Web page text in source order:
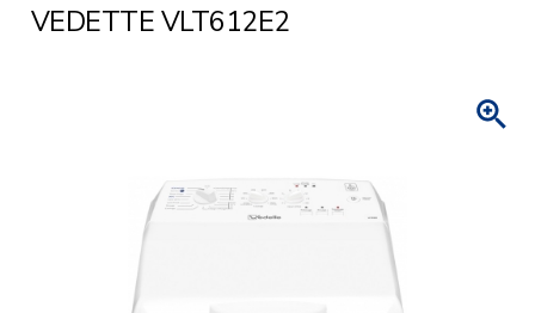
VEDETTE VLT612E2